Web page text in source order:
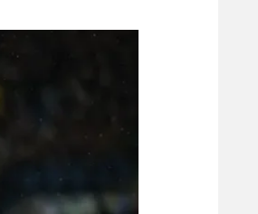
תקנון משתתפים וזוכים
תנאי שימוש